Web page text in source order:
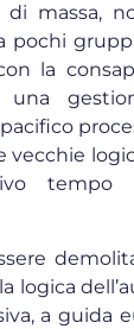
massa,
pochi
la
una
vecchie
tempo
logica
a guida